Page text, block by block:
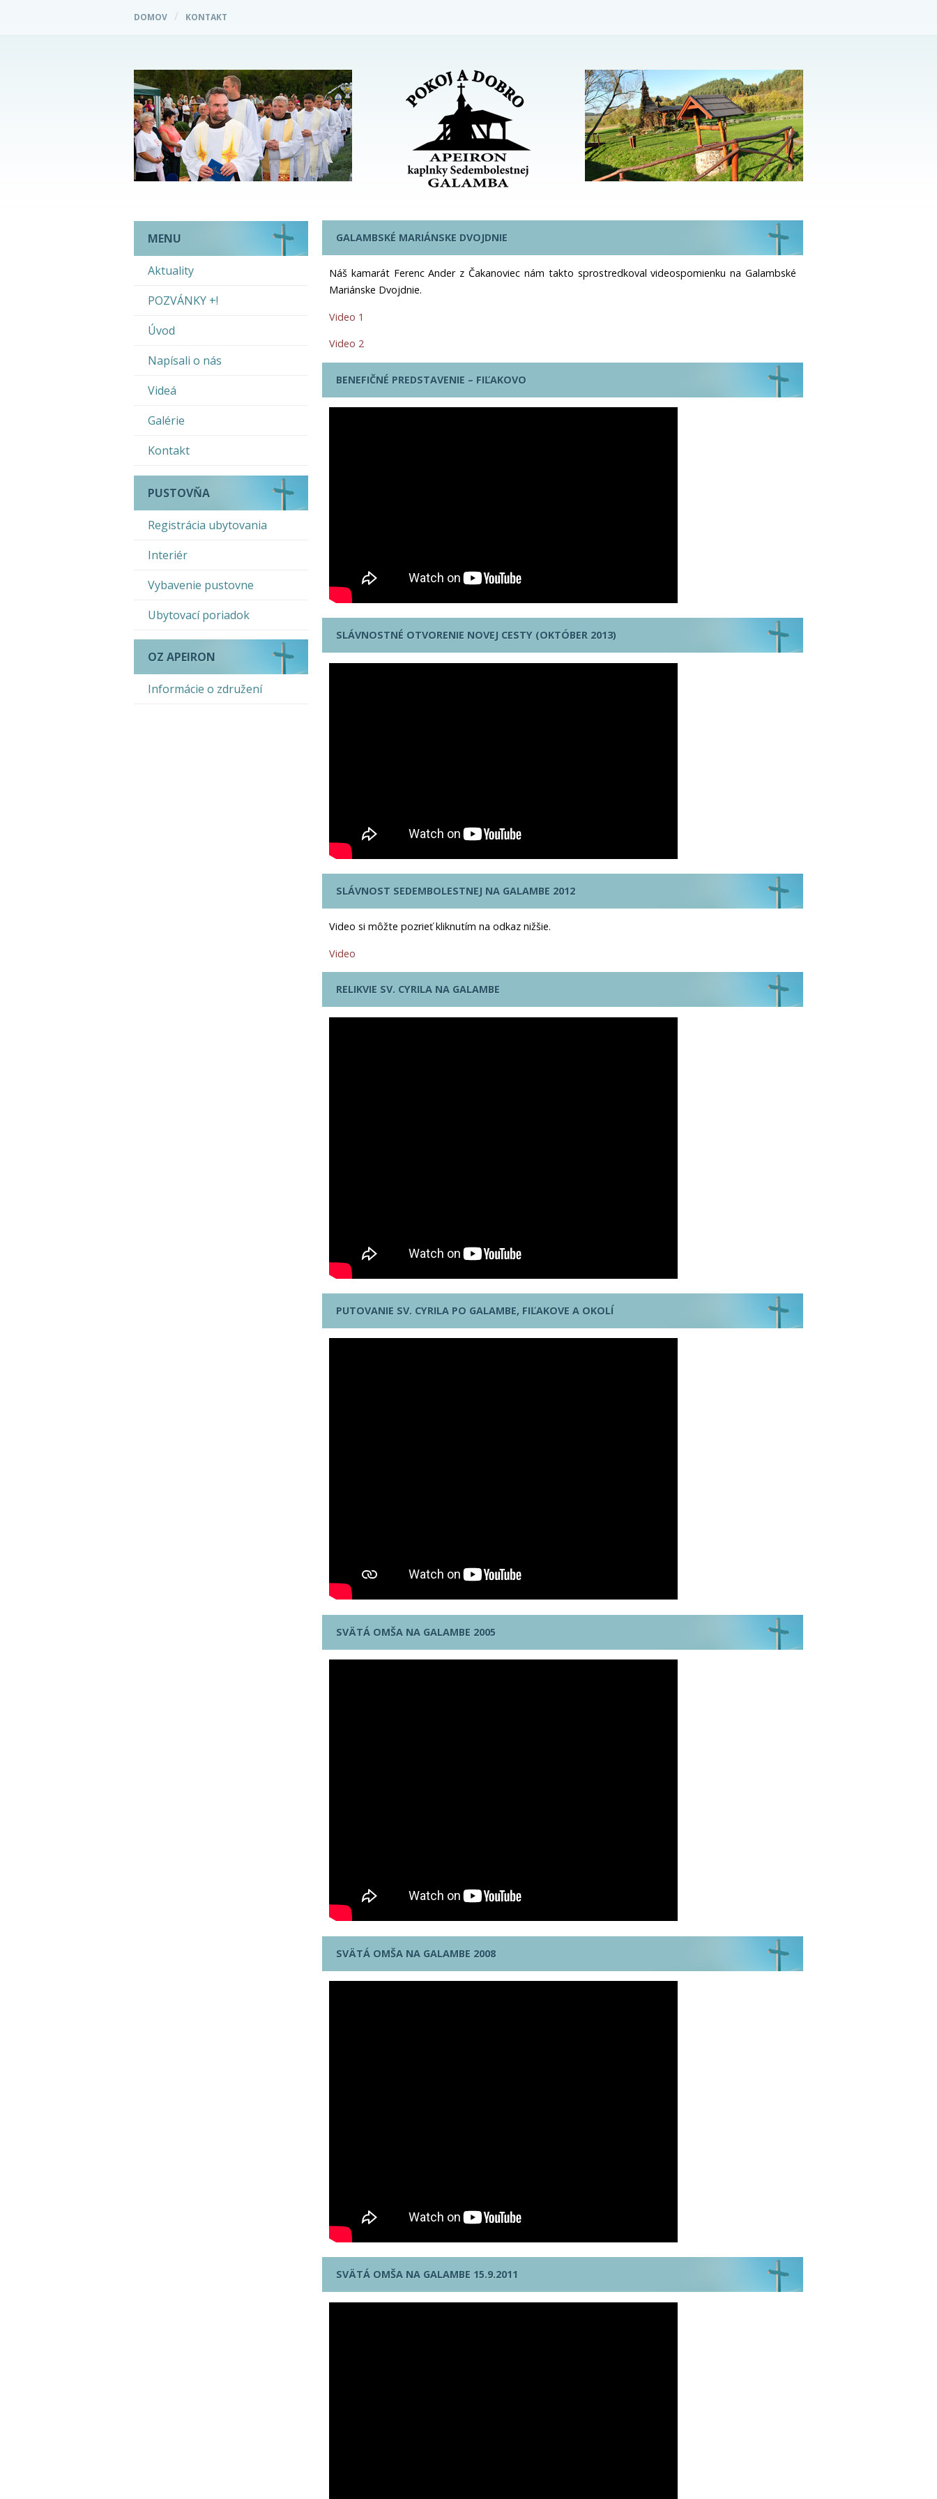
DOMOV KONTAKT
MENU
Aktuality
POZVÁNKY +!
Úvod
Napísali o nás
Videá
Galérie
Kontakt
PUSTOVŇA
Registrácia ubytovania
Interiér
Vybavenie pustovne
Ubytovací poriadok
OZ APEIRON
Informácie o združení
GALAMBSKÉ MARIÁNSKE DVOJDNIE
Náš kamarát Ferenc Ander z Čakanoviec nám takto sprostredkoval videospomienku na Galambské
Mariánske Dvojdnie.
Video 1
Video 2
BENEFIČNÉ PREDSTAVENIE – FIĽAKOVO
SLÁVNOSTNÉ OTVORENIE NOVEJ CESTY (OKTÓBER 2013)
SLÁVNOST SEDEMBOLESTNEJ NA GALAMBE 2012
Video si môžte pozrieť kliknutím na odkaz nižšie.
Video
RELIKVIE SV. CYRILA NA GALAMBE
PUTOVANIE SV. CYRILA PO GALAMBE, FIĽAKOVE A OKOLÍ
SVÄTÁ OMŠA NA GALAMBE 2005
SVÄTÁ OMŠA NA GALAMBE 2008
SVÄTÁ OMŠA NA GALAMBE 15.9.2011